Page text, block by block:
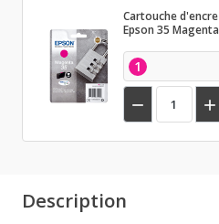
Cartouche d'encre
Epson 35 Magenta
1
 
Description